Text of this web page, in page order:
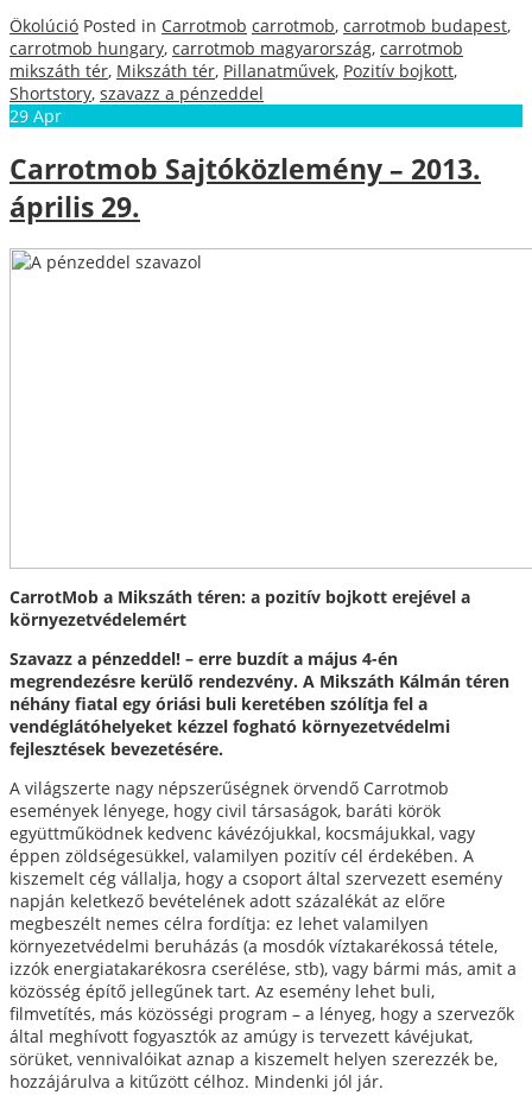
Ökolúció Posted in Carrotmob carrotmob, carrotmob budapest,
carrotmob hungary, carrotmob magyarország, carrotmob
mikszáth tér, Mikszáth tér, Pillanatművek, Pozitív bojkott,
Shortstory, szavazz a pénzeddel
29 Apr
Carrotmob Sajtóközlemény – 2013.
április 29.
CarrotMob a Mikszáth téren: a pozitív bojkott erejével a
környezetvédelemért
Szavazz a pénzeddel! – erre buzdít a május 4-én
megrendezésre kerülő rendezvény. A Mikszáth Kálmán téren
néhány fiatal egy óriási buli keretében szólítja fel a
vendéglátóhelyeket kézzel fogható környezetvédelmi
fejlesztések bevezetésére.
A világszerte nagy népszerűségnek örvendő Carrotmob
események lényege, hogy civil társaságok, baráti körök
együttműködnek kedvenc kávézójukkal, kocsmájukkal, vagy
éppen zöldségesükkel, valamilyen pozitív cél érdekében. A
kiszemelt cég vállalja, hogy a csoport által szervezett esemény
napján keletkező bevételének adott százalékát az előre
megbeszélt nemes célra fordítja: ez lehet valamilyen
környezetvédelmi beruházás (a mosdók víztakarékossá tétele,
izzók energiatakarékosra cserélése, stb), vagy bármi más, amit a
közösség építő jellegűnek tart. Az esemény lehet buli,
filmvetítés, más közösségi program – a lényeg, hogy a szervezők
által meghívott fogyasztók az amúgy is tervezett kávéjukat,
sörüket, vennivalóikat aznap a kiszemelt helyen szerezzék be,
hozzájárulva a kitűzött célhoz. Mindenki jól jár.